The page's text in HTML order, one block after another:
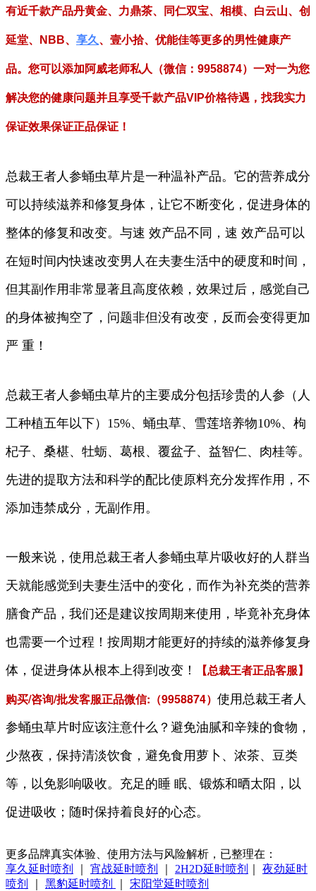
有近千款产品丹黄金、力鼎茶、同仁双宝、相模、白云山、创
延堂、NBB、 享久、壹小拾、优能佳等更多的男性健康产
品。您可以添加阿威老师私人（微信：9958874）一对一为您
解决您的健康问题并且享受千款产品VIP价格待遇，找我实力
保证效果保证正品保证！
总裁王者人参蛹虫草片是一种温补产品。它的营养成分
可以持续滋养和修复身体，让它不断变化，促进身体的
整体的修复和改变。与速 效产品不同，速 效产品可以
在短时间内快速改变男人在夫妻生活中的硬度和时间，
但其副作用非常显著且高度依赖，效果过后，感觉自己
的身体被掏空了，问题非但没有改变，反而会变得更加
严 重！
总裁王者人参蛹虫草片的主要成分包括珍贵的人参（人
工种植五年以下）15%、蛹虫草、雪莲培养物10%、枸
杞子、桑椹、牡蛎、葛根、覆盆子、益智仁、肉桂等。
先进的提取方法和科学的配比使原料充分发挥作用，不
添加违禁成分，无副作用。
一般来说，使用总裁王者人参蛹虫草片吸收好的人群当
天就能感觉到夫妻生活中的变化，而作为补充类的营养
膳食产品，我们还是建议按周期来使用，毕竟补充身体
也需要一个过程！按周期才能更好的持续的滋养修复身
体，促进身体从根本上得到改变！
【总裁王者正品客服】
购买/咨询/批发客服正品微信:（9958874） 使用总裁王者人
参蛹虫草片时应该注意什么？避免油腻和辛辣的食物，
少熬夜，保持清淡饮食，避免食用萝卜、浓茶、豆类
等，以免影响吸收。充足的睡 眠、锻炼和晒太阳，以
促进吸收；随时保持着良好的心态。
更多品牌真实体验、使用方法与风险解析，已整理在：
享久延时喷剂
宵战延时喷剂 2H2D延时喷剂
夜劲延时
喷剂
黑豹延时喷剂 宋阳堂延时喷剂